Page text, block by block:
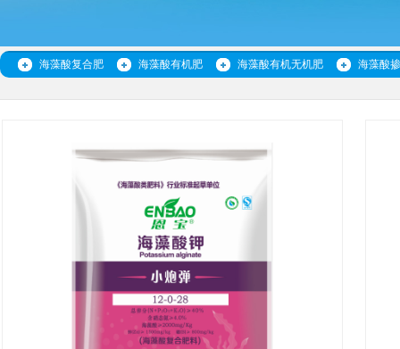
海藻酸复合肥 海藻酸有机肥 海藻酸有机无机肥 海藻酸